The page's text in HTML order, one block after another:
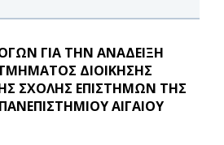
ΓΙΑ ΤΗΝ ΑΝΑΔΕΙΞΗ
ΔΙΟΙΚΗΣΗΣ
ΣΧΟΛΗΣ ΕΠΙΣΤΗΜΩΝ ΤΗΣ
ΑΙΓΑΙΟΥ